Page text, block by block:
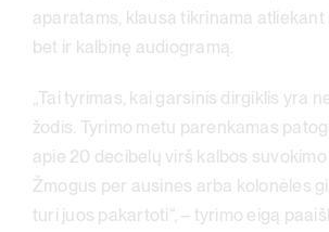
aparatams, klausa tikrinama atliekant
bet ir kalbinę audiogramą.
„Tai tyrimas, kai garsinis dirgiklis yra
žodis. Tyrimo metu parenkamas
apie 20 decibelų virš kalbos suvokimo
Žmogus per ausines arba kolonėles
turi juos pakartoti“, – tyrimo eigą